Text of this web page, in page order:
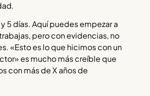
5 días. Aquí puedes empezar a
pero con evidencias, no
«Esto es lo que hicimos con un
es mucho más creíble que
con más de X años de